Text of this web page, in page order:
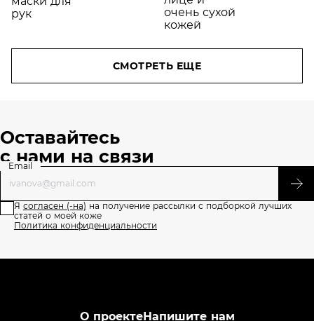
СМОТРЕТЬ ЕЩЕ
Оставайтесь
с нами на связи
Email
Я согласен (-на) на получение рассылки с подборкой лучших
статей о моей коже
Политика конфиденциальности
О проектеНапишите нам